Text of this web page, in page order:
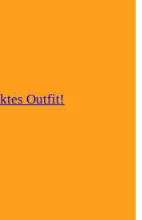
Outfit!